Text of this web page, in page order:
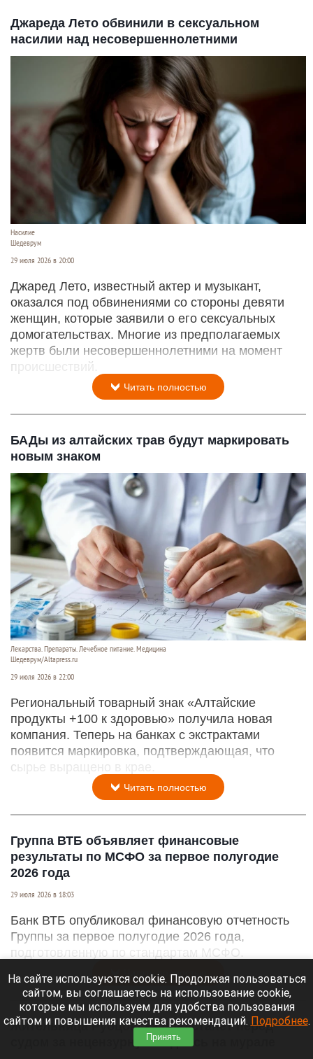
Джареда Лето обвинили в сексуальном
насилии над несовершеннолетними
Насилие
Шедеврум
29 июля 2026 в 20:00
Джаред Лето, известный актер и музыкант,
оказался под обвинениями со стороны девяти
женщин, которые заявили о его сексуальных
домогательствах. Многие из предполагаемых
жертв были несовершеннолетними на момент
происшествий.
Читать полностью
БАДы из алтайских трав будут маркировать
новым знаком
Лекарства. Препараты. Лечебное питание. Медицина
Шедеврум/Altapress.ru
29 июля 2026 в 22:00
Региональный товарный знак «Алтайские
продукты +100 к здоровью» получила новая
компания. Теперь на банках с экстрактами
появится маркировка, подтверждающая, что
сырье выращено в крае.
Читать полностью
Группа ВТБ объявляет финансовые
результаты по МСФО за первое полугодие
2026 года
29 июля 2026 в 18:03
Банк ВТБ опубликовал финансовую отчетность
Группы за первое полугодие 2026 года,
подготовленную по стандартам МСФО.
Читать полностью
Жительница Рубцовска предстанет перед
судом за нецензурную надпись на мурале
На сайте используются cookie. Продолжая пользоваться
сайтом, вы соглашаетесь на использование cookie,
которые мы используем для удобства пользования
сайтом и повышения качества рекомендаций. Подробнее.
Принять